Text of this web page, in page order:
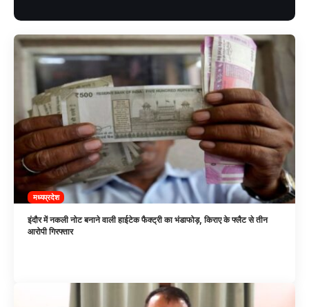
मध्यप्रदेश
इंदौर में नकली नोट बनाने वाली हाईटेक फैक्ट्री का भंडाफोड़, किराए के फ्लैट से तीन
आरोपी गिरफ्तार